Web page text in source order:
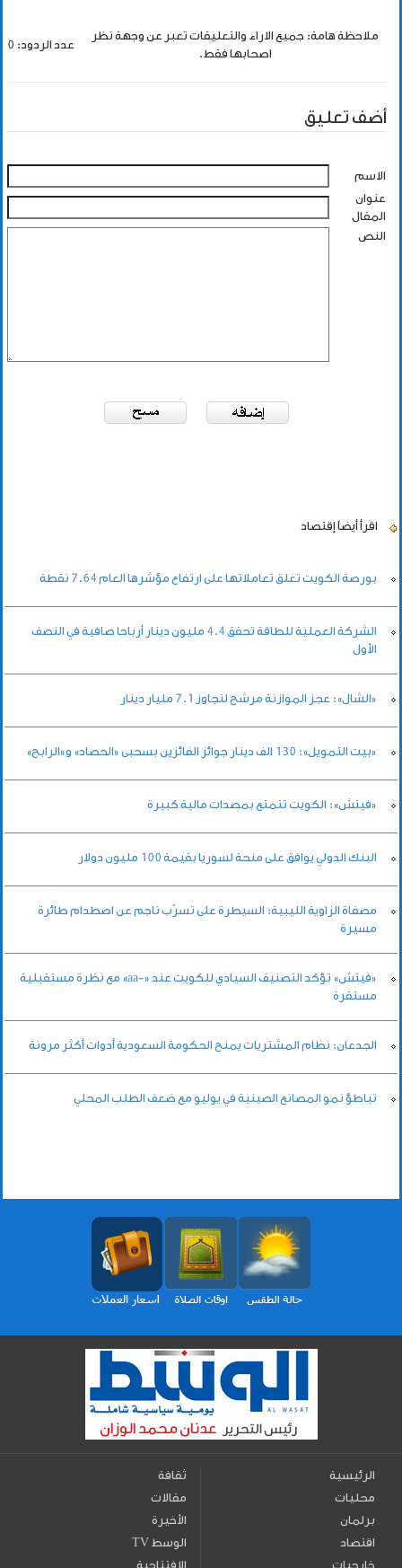
ملاحظة هامة: جميع الاراء والتعليقات تعبر عن وجهة نظر
اصحابها فقط.
عدد الردود: 0
أضف تعليق
الاسم
عنوان
المقال
النص
اقرأ أيضاً إقتصاد
بورصة الكويت تغلق تعاملاتها على ارتفاع مؤشرها العام 7.64 نقطة
الشركة العملية للطاقة تحقق 4.4 مليون دينار أرباحا صافية في النصف
الأول
«الشال»: عجز الموازنة مرشح لتجاوز 7.1 مليار دينار
«بيت التمويل»: 130 الف دينار جوائز الفائزين بسحبى «الحصاد» و«الرابح»
«فيتش»: الكويت تتمتع بمصدات مالية كبيرة
البنك الدولي يوافق على منحة لسوريا بقيمة 100 مليون دولار
مصفاة الزاوية الليبية: السيطرة على تسرّب ناجم عن اصطدام طائرة
مسيرة
«فيتش» تؤكد التصنيف السيادي للكويت عند «-aa» مع نظرة مستقبلية
مستقرة
الجدعان: نظام المشتريات يمنح الحكومة السعودية أدوات أكثر مرونة
تباطؤ نمو المصانع الصينية في يوليو مع ضعف الطلب المحلي
الرئيسية
محليات
برلمان
اقتصاد
خارجيات
ثقافة
مقالات
الأخيرة
TV الوسط
الافتتاحية